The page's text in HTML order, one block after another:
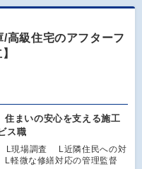
高級住宅のアフターフ
住まいの安心を支える施工
ス職
L現場調査 L近隣住民への対
微な修繕対応の管理監督